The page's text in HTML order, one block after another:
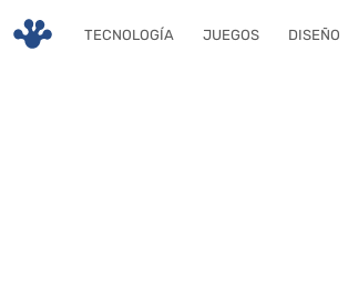
TECNOLOGÍA JUEGOS DISEÑO